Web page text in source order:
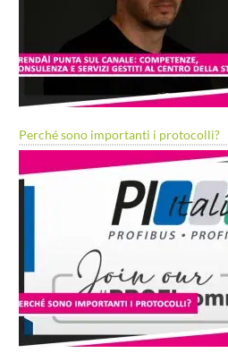
Perché sono importanti i protocolli?